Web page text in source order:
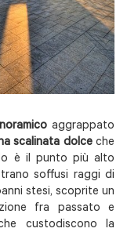
aggrappato
scalinata dolceche
è il punto più alto
soffusi raggi di
stesi, scoprite un
fra passato e
custodiscono la